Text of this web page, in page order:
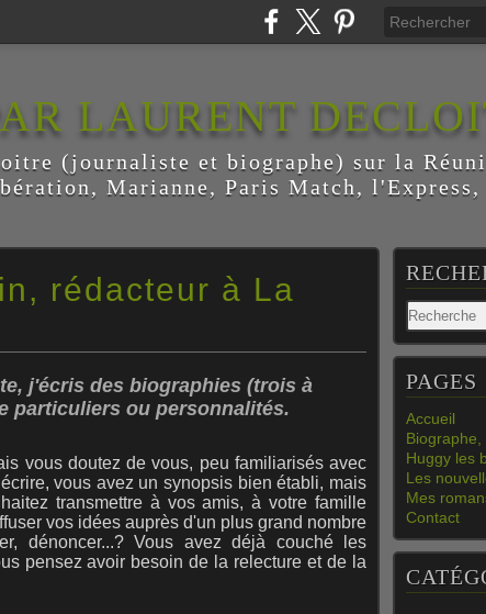
LAURENT
(journaliste et biographe) sur la
Marianne, Paris Match, l'Express,
rédacteur à La
j'écris des biographies (trois à
particuliers ou personnalités.
vous doutez de vous, peu familiarisés avec
vous avez un synopsis bien établi, mais
transmettre à vos amis, à votre famille
vos idées auprès d'un plus grand nombre
dénoncer...? Vous avez déjà couché les
pensez avoir besoin de la relecture et de la
PAGES
Accueil
Huggy les
Les
Mes
Contact